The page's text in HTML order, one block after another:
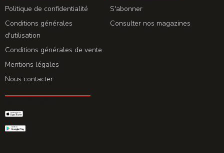
Politique de confidentialité
Conditions générales
d'utilisation
Conditions générales de vente
Mentions légales
Nous contacter
S'abonner
Consulter nos magazines